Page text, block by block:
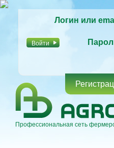
Логин или
Профессиональная сеть